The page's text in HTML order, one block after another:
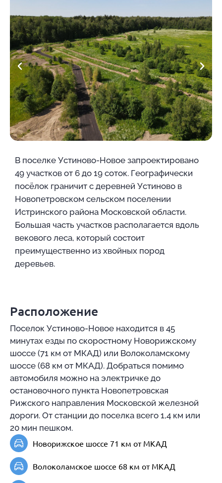
В поселке Устиново-Новое запроектировано
49 участков от 6 до 19 соток. Географически
посёлок граничит с деревней Устиново в
Новопетровском сельском поселении
Истринского района Московской области.
Большая часть участков располагается вдоль
векового леса, который состоит
преимущественно из хвойных пород
деревьев.
Расположение
Поселок Устиново-Новое находится в 45
минутах езды по скоростному Новорижскому
шоссе (71 км от МКАД) или Волоколамскому
шоссе (68 км от МКАД). Добраться помимо
автомобиля можно на электричке до
остановочного пункта Новопетровская
Рижского направления Московской железной
дороги. От станции до поселка всего 1,4 км или
20 мин пешком.
Новорижское шоссе 71 км от МКАД
Волоколамское шоссе 68 км от МКАД